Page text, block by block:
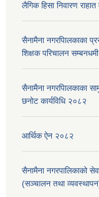
लैगिक हिसा निवारण
सैनामैना नगरपािलकाका
शिक्षक परिचालन सम्बनधमी
सैनामैना नगरपािलकाका
छनाेट कार्यविधि २०८२
आर्थिक ऐन २०८२
सैनामैना नगरपालिकाको
(सञ्चालन तथा